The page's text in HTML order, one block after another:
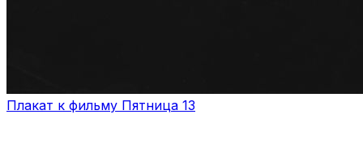
Плакат к фильму Пятница 13